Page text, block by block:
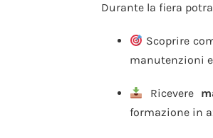
Durante la fiera
Scoprire
manutenzioni
Ricevere
formazione in